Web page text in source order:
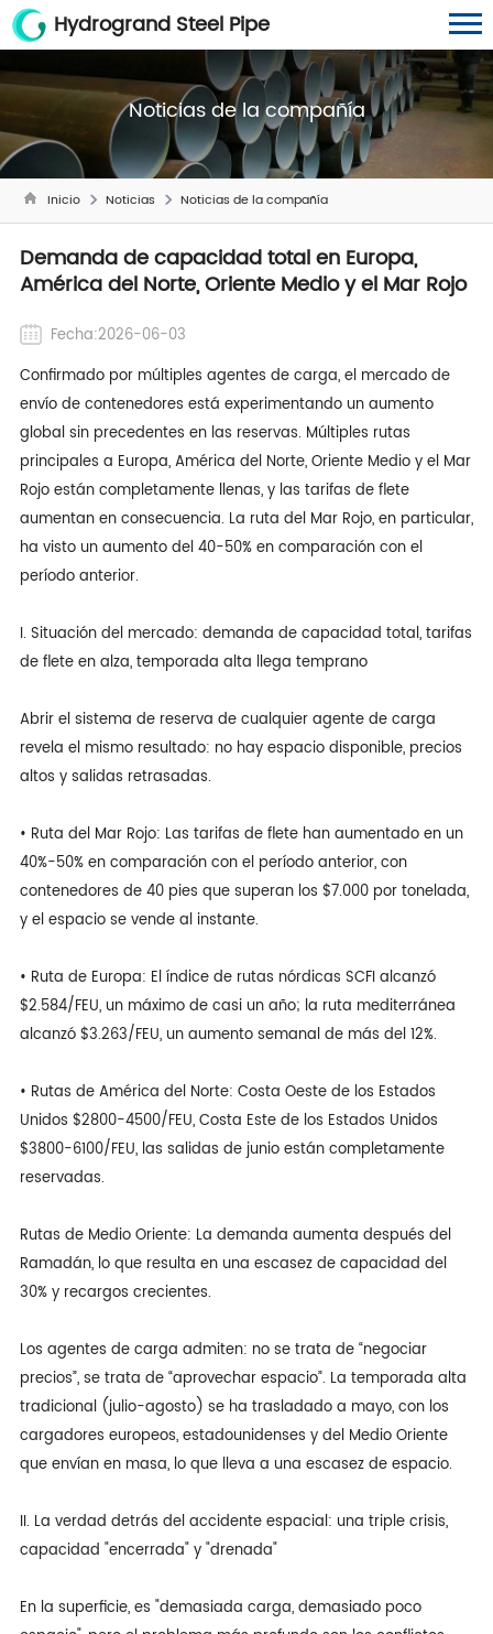
Hydrogrand Steel Pipe
Noticias de la compañía
Inicio Noticias Noticias de la compañía
Demanda de capacidad total en Europa,
América del Norte, Oriente Medio y el Mar Rojo
Fecha:2026-06-03
Confirmado por múltiples agentes de carga, el mercado de
envío de contenedores está experimentando un aumento
global sin precedentes en las reservas. Múltiples rutas
principales a Europa, América del Norte, Oriente Medio y el Mar
Rojo están completamente llenas, y las tarifas de flete
aumentan en consecuencia. La ruta del Mar Rojo, en particular,
ha visto un aumento del 40-50% en comparación con el
período anterior.
I. Situación del mercado: demanda de capacidad total, tarifas
de flete en alza, temporada alta llega temprano
Abrir el sistema de reserva de cualquier agente de carga
revela el mismo resultado: no hay espacio disponible, precios
altos y salidas retrasadas.
• Ruta del Mar Rojo: Las tarifas de flete han aumentado en un
40%-50% en comparación con el período anterior, con
contenedores de 40 pies que superan los $7.000 por tonelada,
y el espacio se vende al instante.
• Ruta de Europa: El índice de rutas nórdicas SCFI alcanzó
$2.584/FEU, un máximo de casi un año; la ruta mediterránea
alcanzó $3.263/FEU, un aumento semanal de más del 12%.
• Rutas de América del Norte: Costa Oeste de los Estados
Unidos $2800-4500/FEU, Costa Este de los Estados Unidos
$3800-6100/FEU, las salidas de junio están completamente
reservadas.
Rutas de Medio Oriente: La demanda aumenta después del
Ramadán, lo que resulta en una escasez de capacidad del
30% y recargos crecientes.
Los agentes de carga admiten: no se trata de “negociar
precios”, se trata de “aprovechar espacio”. La temporada alta
tradicional (julio-agosto) se ha trasladado a mayo, con los
cargadores europeos, estadounidenses y del Medio Oriente
que envían en masa, lo que lleva a una escasez de espacio.
II. La verdad detrás del accidente espacial: una triple crisis,
capacidad "encerrada" y "drenada"
En la superficie, es "demasiada carga, demasiado poco